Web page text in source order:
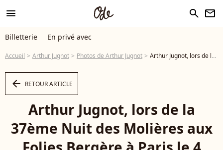
menu search newsletter
Billetterie En privé avec
Accueil Arthur Jugnot Photos de Arthur Jugnot Arthur Jugnot, lors de la 37ème Nuit des Molières aux Folies Bergère à Paris le 4 mai 2026. © Jack Tribeca / Bestimage - Photo
arrow_left RETOUR ARTICLE
Arthur Jugnot, lors de la
37ème Nuit des Molières aux